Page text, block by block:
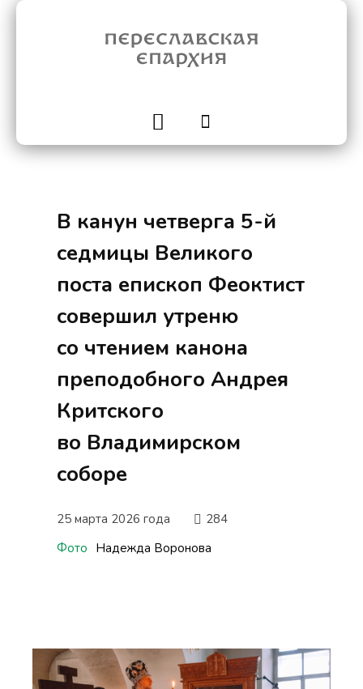
В канун четверга 5-й
седмицы Великого
поста епископ Феоктист
совершил утреню
со чтением канона
преподобного Андрея
Критского
во Владимирском
соборе
25 марта 2026 года
284
Фото Надежда Воронова